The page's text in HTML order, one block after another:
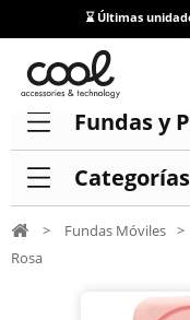
⌛ Últimas
Fundas y
Categorías
> Fundas Móviles >
Rosa